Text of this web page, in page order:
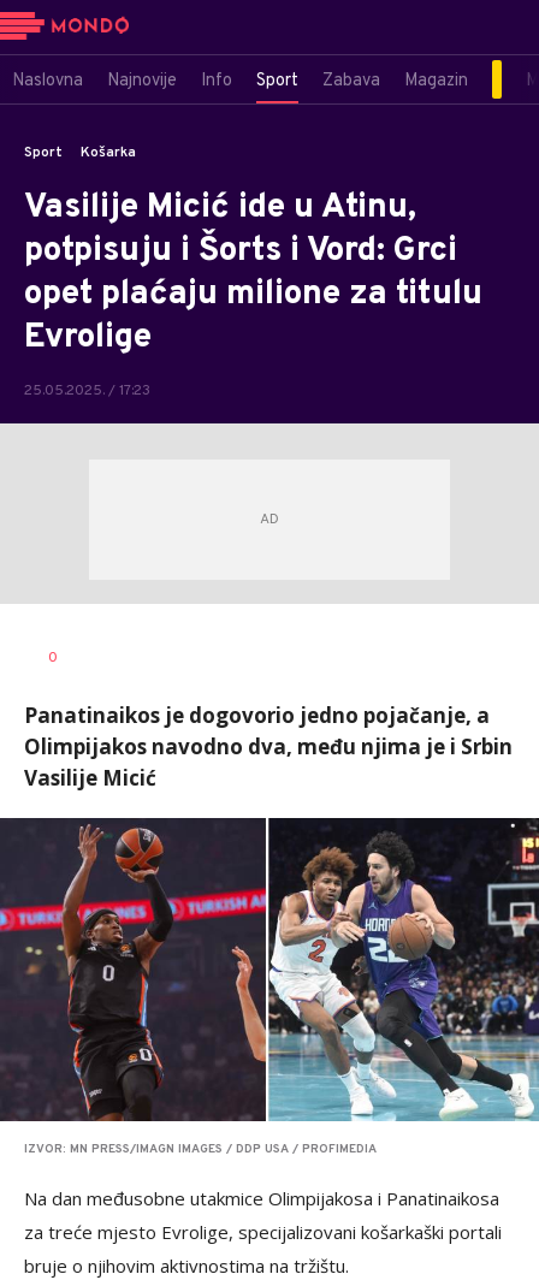
Naslovna Najnovije Info Sport Zabava Magazin
Sport Košarka
Vasilije Micić ide u Atinu,
potpisuju i Šorts i Vord: Grci
opet plaćaju milione za titulu
Evrolige
25.05.2025. / 17:23
AUTOR
0
Panatinaikos je dogovorio jedno pojačanje, a
Olimpijakos navodno dva, među njima je i Srbin
Vasilije Micić
IZVOR: MN PRESS/IMAGN IMAGES / DDP USA / PROFIMEDIA
Na dan međusobne utakmice Olimpijakosa i Panatinaikosa
za treće mjesto Evrolige, specijalizovani košarkaški portali
bruje o njihovim aktivnostima na tržištu.